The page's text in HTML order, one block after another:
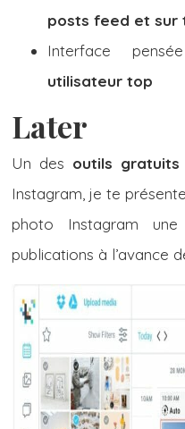
posts feed et sur
Interface
utilisateur top
Later
Un des outils gratuits
Instagram, je te
photo Instagram
publications à l’avance